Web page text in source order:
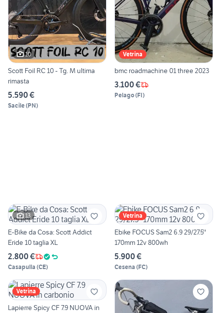
10
Scott Foil RC 10 - Tg. M ultima
rimasta
5.590 €
Sacile(PN)
Vetrina
bmc roadmachine 01 three 2023
3.100 €
Pelago(FI)
13
E-Bike da Cosa: Scott Addict
Eride 10 taglia XL
2.800 €
Casapulla (CE)
Vetrina
Ebike FOCUS Sam2 6.9 29/27.5''
170mm 12v 800wh
5.900 €
Cesena (FC)
Vetrina
Lapierre Spicy CF 7.9 NUOVA in